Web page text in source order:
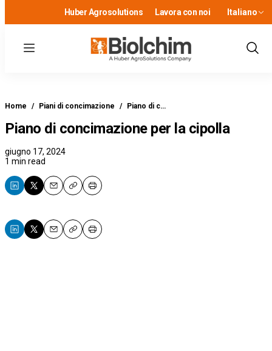
Huber Agrosolutions Lavora con noi Italiano
Menu
Show
Home / Piani di concimazione / Piano di c…
Piano di concimazione per la cipolla
giugno 17, 2024
1 min read
EmailCopyPrint
EmailCopyPrint